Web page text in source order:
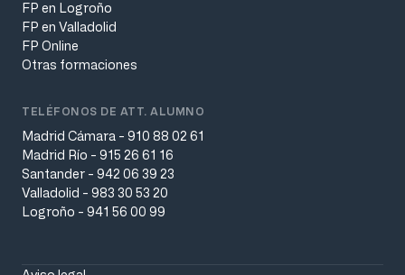
FP en Logroño
FP en Valladolid
FP Online
Otras formaciones
TELÉFONOS DE ATT. ALUMNO
Madrid Cámara - 910 88 02 61
Madrid Río - 915 26 61 16
Santander - 942 06 39 23
Valladolid - 983 30 53 20
Logroño - 941 56 00 99